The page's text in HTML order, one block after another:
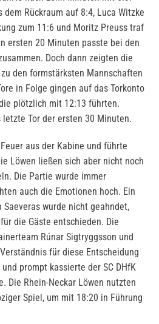
dem Rückraum auf 8:4, Luca Witzke
zum 11:6 und Moritz Preuss traf
ersten 20 Minuten passte bei den
Doch dann zeigten die
den formstärksten Mannschaften
in Folge gingen auf das Torkonto
plötzlich mit 12:13 führten.
Tor der ersten 30 Minuten.
aus der Kabine und führte
Löwen ließen sich aber nicht noch
Die Partie wurde immer
auch die Emotionen hoch. Ein
wurde nicht geahndet,
die Gäste entschieden. Die
Rúnar Sigtryggsson und
für diese Entscheidung
prompt kassierte der SC DHfK
Die Rhein-Neckar Löwen nutzten
Spiel, um mit 18:20 in Führung